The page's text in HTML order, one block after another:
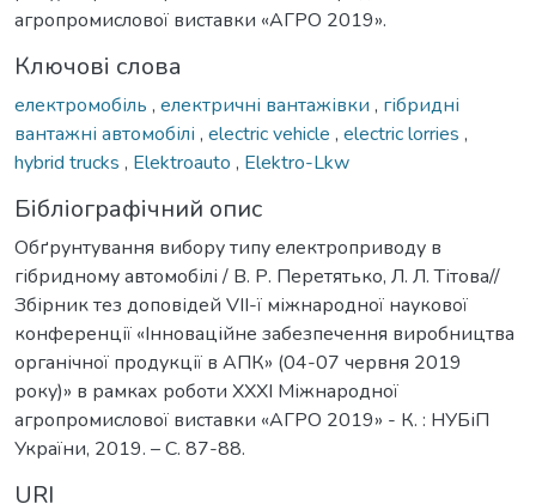
агропромислової виставки «АГРО 2019».
Ключові слова
електромобіль , електричні вантажівки , гібридні
вантажні автомобілі , electric vehicle , electric lorries ,
hybrid trucks , Elektroauto , Elektro-Lkw
Бібліографічний опис
Обґрунтування вибору типу електроприводу в
гібридному автомобілі / В. Р. Перетятько, Л. Л. Тітова//
Збірник тез доповідей VІІ-ї міжнародної наукової
конференції «Інноваційне забезпечення виробництва
органічної продукції в АПК» (04-07 червня 2019
року)» в рамках роботи XXXI Міжнародної
агропромислової виставки «АГРО 2019» - К. : НУБіП
України, 2019. – С. 87-88.
URI